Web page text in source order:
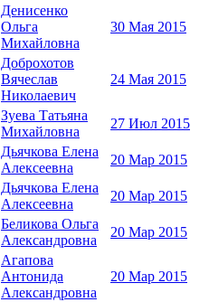
Денисенко
Ольга
Михайловна
30 Мая 2015
Доброхотов
Вячеслав
Николаевич
24 Мая 2015
Зуева Татьяна
Михайловна
27 Июл 2015
Дьячкова Елена
Алексеевна
20 Мар 2015
Дьячкова Елена
Алексеевна
20 Мар 2015
Беликова Ольга
Александровна
20 Мар 2015
Агапова
Антонида
Александровна
20 Мар 2015